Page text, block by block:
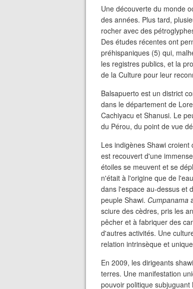
Une découverte du monde
des années. Plus tard,
rocher avec des
Des études récentes ont
préhispaniques (5) qui,
les registres publics, et la
de la Culture pour leur
Balsapuerto est un district
dans le département de
Cachiyacu et Shanusi. Le
du Pérou, du point de vue
Les indigènes Shawi
est recouvert d'une
étoiles se meuvent et se
n'était à l'origine que de
dans l'espace au-dessus et
peuple Shawi. Cumpanama
sciure des cèdres, pris les
pêcher et à fabriquer des
d'autres activités. Une
relation intrinsèque et
En 2009, les dirigeants
terres. Une manifestation
pouvoir politique